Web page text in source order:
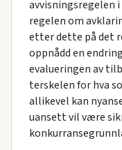
avvisningsregelen i
regelen om
etter dette på det
oppnådd en
evalueringen av
terskelen for hva
allikevel kan
uansett vil være